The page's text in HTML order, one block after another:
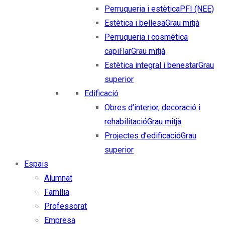
Perruqueria i estèticaPFI (NEE)
Estètica i bellesaGrau mitjà
Perruqueria i cosmètica
capil·larGrau mitjà
Estètica integral i benestarGrau
superior
Edificació
Obres d’interior, decoració i
rehabilitacióGrau mitjà
Projectes d’edificacióGrau
superior
Espais
Alumnat
Família
Professorat
Empresa